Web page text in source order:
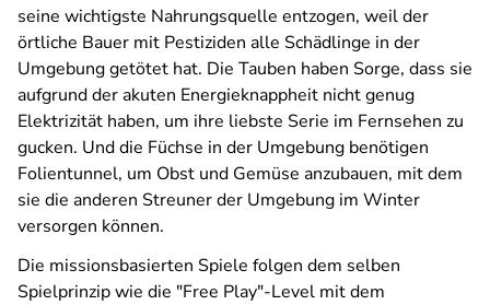
seine wichtigste Nahrungsquelle entzogen, weil der
örtliche Bauer mit Pestiziden alle Schädlinge in der
Umgebung getötet hat. Die Tauben haben Sorge, dass sie
aufgrund der akuten Energieknappheit nicht genug
Elektrizität haben, um ihre liebste Serie im Fernsehen zu
gucken. Und die Füchse in der Umgebung benötigen
Folientunnel, um Obst und Gemüse anzubauen, mit dem
sie die anderen Streuner der Umgebung im Winter
versorgen können.
Die missionsbasierten Spiele folgen dem selben
Spielprinzip wie die "Free Play"-Level mit dem